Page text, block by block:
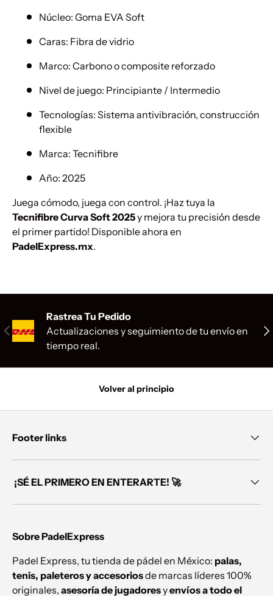
Núcleo: Goma EVA Soft
Caras: Fibra de vidrio
Marco: Carbono o composite reforzado
Nivel de juego: Principiante / Intermedio
Tecnologías: Sistema antivibración, construcción
flexible
Marca: Tecnifibre
Año: 2025
Juega cómodo, juega con control. ¡Haz tuya la
Tecnifibre Curva Soft 2025y mejora tu precisión desde
el primer partido! Disponible ahora en
PadelExpress.mx.
Anterior
Rastrea Tu Pedido
Actualizaciones y seguimiento de tu envío en
tiempo real.
Volver al principio
Footer links
¡SÉ EL PRIMERO EN ENTERARTE! 🚀
Sobre PadelExpress
Padel Express, tu tienda de pádel en México: palas,
tenis, paleteros y accesoriosde marcas líderes 100%
originales, asesoría de jugadoresyenvíos a todo el